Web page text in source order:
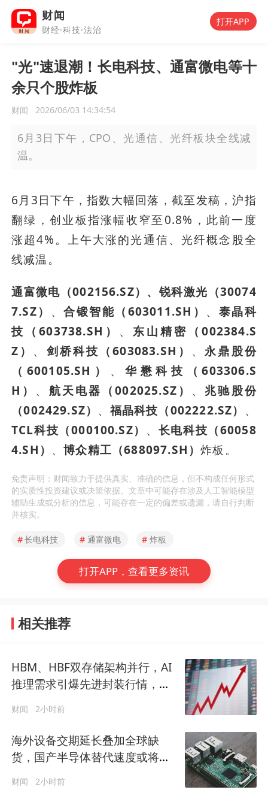
财闻
财经·科技·法治
打开APP
"光"速退潮！长电科技、通富微电等十
余只个股炸板
财闻 2026/06/03 14:34:54
6月3日下午，CPO、光通信、光纤板块全线减
温。
6月3日下午，指数大幅回落，截至发稿，沪指
翻绿，创业板指涨幅收窄至0.8%，此前一度
涨超4%。上午大涨的光通信、光纤概念股全
线减温。
通富微电（002156.SZ）、 锐科激光（30074
7.SZ） 、合锻智能（603011.SH） 、 泰晶科
技（603738.SH） 、 东山精密（002384.S
Z） 、 剑桥科技（603083.SH） 、永鼎股份
（600105.SH） 、华懋科技（603306.S
H） 、 航天电器（002025.SZ） 、兆驰股份
（002429.SZ） 、福晶科技（002222.SZ） 、
TCL科技（000100.SZ） 、 长电科技（60058
4.SH） 、博众精工（688097.SH）炸板。
免责声明：财闻致力于提供真实、准确的信息，但不构成任何形式
的实质性投资建议或决策依据。文章中可能存在涉及人工智能模型
辅助生成或分析的信息，可能存在一定的偏差或遗漏，请自行判断
并核实。
#长电科技 # 通富微电 # 炸板
打开APP，查看更多资讯
相关推荐
HBM、HBF双存储架构并行，AI
推理需求引爆先进封装行情，长
电科技涨停
财闻 2小时前
海外设备交期延长叠加全球缺
货，国产半导体替代速度或将大
幅加速
财闻 2小时前